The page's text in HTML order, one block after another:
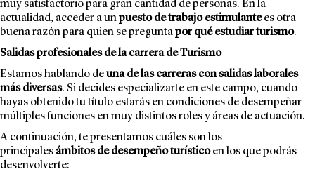
muy satisfactorio para gran cantidad de personas. En la
actualidad, acceder a unpuesto de trabajo estimulantees otra
buena razón para quien se preguntapor quéestudiar turismo.
Salidas profesionales de la carrera de Turismo
Estamos hablando deuna de las carreras con salidas laborales
más diversas. Si decides especializarte en este campo, cuando
hayas obtenido tu título estarás en condiciones de desempeñar
múltiples funciones en muy distintos roles y áreas de actuación.
A continuación, te presentamos cuáles son los
principales ámbitos de desempeño turísticoen los que podrás
desenvolverte: